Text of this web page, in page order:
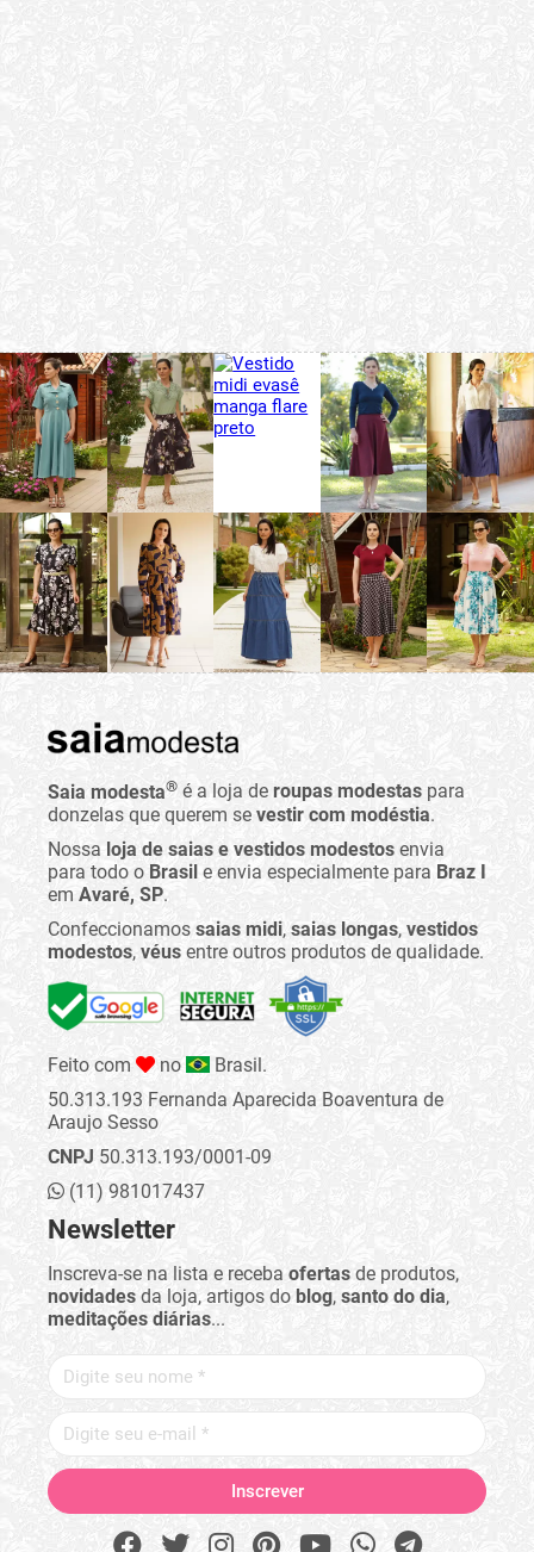
Saia modesta® é a loja de roupas modestas para
donzelas que querem se vestir com modéstia.
Nossa loja de saias e vestidos modestos envia
para todo o Brasil e envia especialmente para Braz I
em Avaré, SP.
Confeccionamos saias midi, saias longas, vestidos
modestos, véus entre outros produtos de qualidade.
Feito com no
Brasil.
50.313.193 Fernanda Aparecida Boaventura de
Araujo Sesso
CNPJ 50.313.193/0001-09
(11) 981017437
Newsletter
Inscreva-se na lista e receba ofertas de produtos,
novidades da loja, artigos do blog, santo do dia,
meditações diárias...